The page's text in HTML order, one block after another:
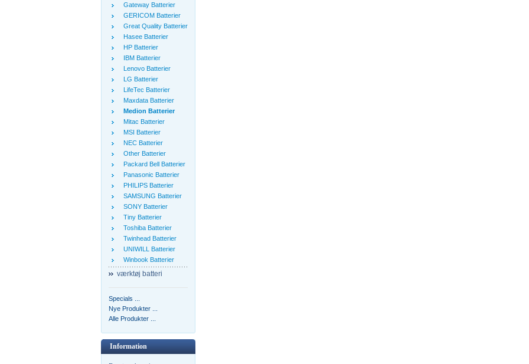
Gateway Batterier
GERICOM Batterier
Great Quality Batterier
Hasee Batterier
HP Batterier
IBM Batterier
Lenovo Batterier
LG Batterier
LifeTec Batterier
Maxdata Batterier
Medion Batterier
Mitac Batterier
MSI Batterier
NEC Batterier
Other Batterier
Packard Bell Batterier
Panasonic Batterier
PHILIPS Batterier
SAMSUNG Batterier
SONY Batterier
Tiny Batterier
Toshiba Batterier
Twinhead Batterier
UNIWILL Batterier
Winbook Batterier
værktøj batteri
Specials ...
Nye Produkter ...
Alle Produkter ...
Information